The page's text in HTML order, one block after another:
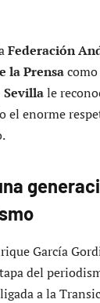
Federación
la Prensa
Sevillale
el enorme
García
del
a la